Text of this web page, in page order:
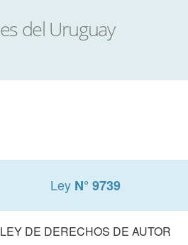
Ley N° 9739
LEY DE DERECHOS DE AUTOR